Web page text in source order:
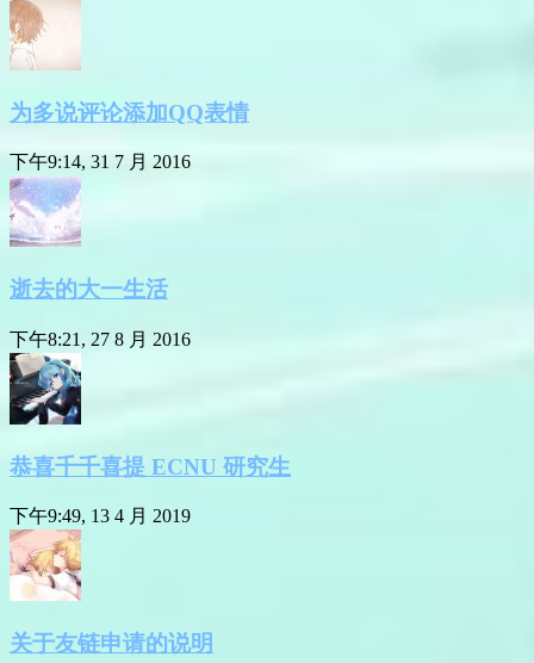
为多说评论添加QQ表情
下午9:14, 31 7 月 2016
逝去的大一生活
下午8:21, 27 8 月 2016
恭喜千千喜提 ECNU 研究生
下午9:49, 13 4 月 2019
关于友链申请的说明